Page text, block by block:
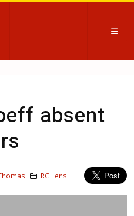
absent
RC Lens